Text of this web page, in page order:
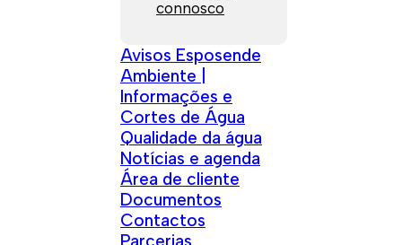
connosco
Avisos Esposende
Ambiente |
Informações e
Cortes de Água
Qualidade da água
Notícias e agenda
Área de cliente
Documentos
Contactos